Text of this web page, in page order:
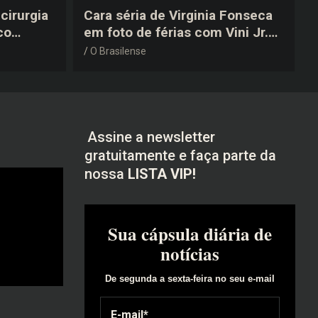
a
Cara séria de Virginia Fonseca
em foto de férias com Vini Jr.
vira piada na web: “Não
O Brasilense
Assine a newsletter
gratuitamente e faça parte da
nossa LISTA VIP!
Sua cápsula diária de
notícias
De segunda a sexta-feira no seu e-mail